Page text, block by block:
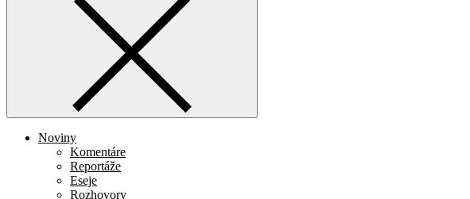
Noviny
Komentáre
Reportáže
Eseje
Rozhovory